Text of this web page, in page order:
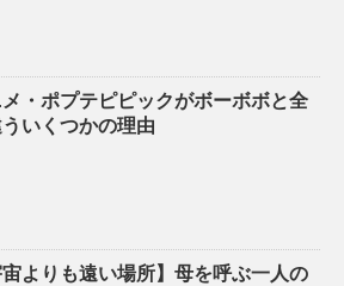
・ポプテピピックがボーボボと全
ういくつかの理由
宙よりも遠い場所】母を呼ぶ一人の